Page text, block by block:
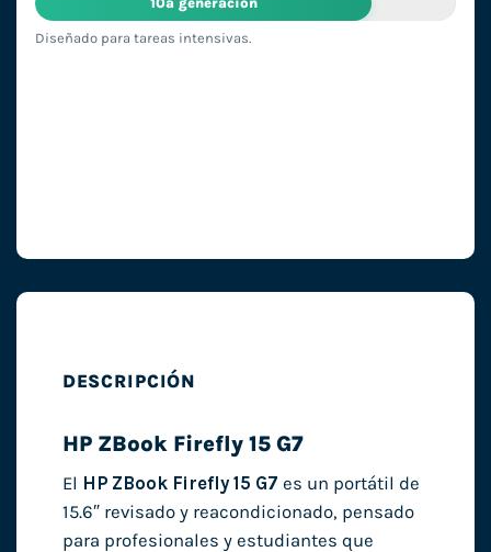
Diseñado para tareas intensivas.
DESCRIPCIÓN
HP ZBook Firefly 15 G7
El HP ZBook Firefly 15 G7 es un portátil de
15.6″ revisado y reacondicionado, pensado
para profesionales y estudiantes que